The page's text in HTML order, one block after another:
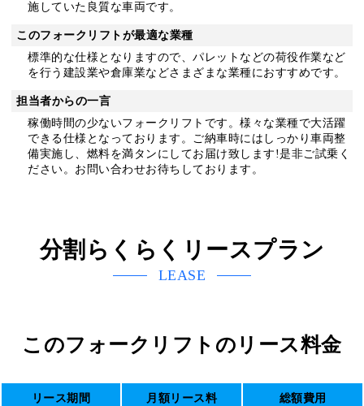
施していた良質な車両です。
このフォークリフトが最適な業種
標準的な仕様となりますので、パレットなどの荷役作業など
を行う建設業や倉庫業などさまざまな業種におすすめです。
担当者からの一言
稼働時間の少ないフォークリフトです。様々な業種で大活躍
できる仕様となっております。ご納車時にはしっかり車両整
備実施し、燃料を満タンにしてお届け致します!是非ご試乗く
ださい。お問い合わせお待ちしております。
分割らくらくリースプラン
LEASE
このフォークリフトのリース料金
リース期間 月額リース料 総額費用